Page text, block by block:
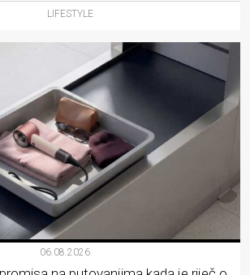
LIFESTYLE
06.08.2026.